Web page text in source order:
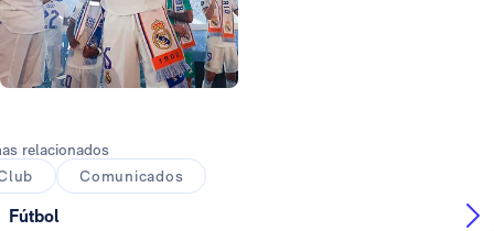
relacionados
Comunicados
Fútbol